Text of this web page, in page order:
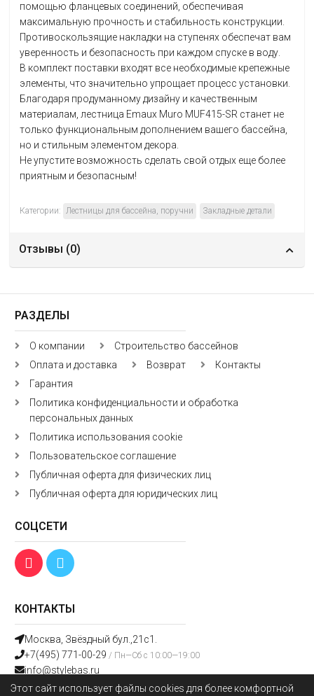
Этот сайт использует файлы cookies для более комфортной
помощью фланцевых соединений, обеспечивая
максимальную прочность и стабильность конструкции.
Противоскользящие накладки на ступенях обеспечат вам
уверенность и безопасность при каждом спуске в воду.
В комплект поставки входят все необходимые крепежные
элементы, что значительно упрощает процесс установки.
Благодаря продуманному дизайну и качественным
материалам, лестница Emaux Muro MUF415-SR станет не
только функциональным дополнением вашего бассейна,
но и стильным элементом декора.
Не упустите возможность сделать свой отдых еще более
приятным и безопасным!
Категории: Лестницы для бассейна, поручни Закладные детали
Отзывы (0)
КОНТАКТЫ
Москва, Звёздный бул.,21с1.
+7(495) 771-00-29 / Пн—Сб с 10:00—19:00
info@stylebas.ru
РАЗДЕЛЫ
О компании
Строительство бассейнов
Оплата и доставка
Возврат
Контакты
Гарантия
Политика конфиденциальности и обработка
персональных данных
Политика использования cookie
Пользовательское соглашение
Публичная оферта для физических лиц
Публичная оферта для юридических лиц
СОЦСЕТИ